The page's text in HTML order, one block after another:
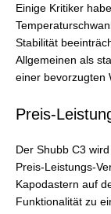
Einige Kritiker
Stabilität
Allgemeinen als
einer bevorzugten
Preis-
Der Shubb C3
Preis-Leistungs-
Kapodastern auf
Funktionalität zu